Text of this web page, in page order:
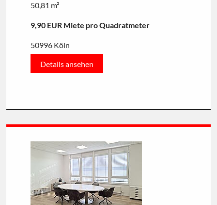
50,81 m²
9,90 EUR Miete pro Quadratmeter
50996 Köln
Details ansehen